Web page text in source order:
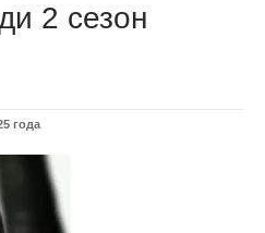
2 сезон
года